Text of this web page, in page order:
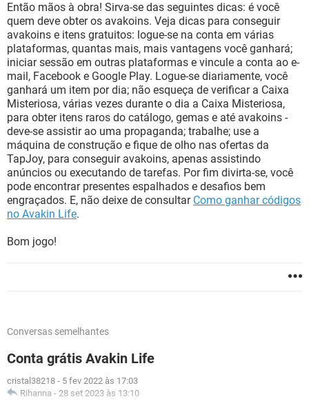
Então mãos à obra! Sirva-se das seguintes dicas: é você
quem deve obter os avakoins. Veja dicas para conseguir
avakoins e itens gratuitos: logue-se na conta em várias
plataformas, quantas mais, mais vantagens você ganhará;
iniciar sessão em outras plataformas e vincule a conta ao e-
mail, Facebook e Google Play. Logue-se diariamente, você
ganhará um item por dia; não esqueça de verificar a Caixa
Misteriosa, várias vezes durante o dia a Caixa Misteriosa,
para obter itens raros do catálogo, gemas e até avakoins -
deve-se assistir ao uma propaganda; trabalhe; use a
máquina de construção e fique de olho nas ofertas da
TapJoy, para conseguir avakoins, apenas assistindo
anúncios ou executando de tarefas. Por fim divirta-se, você
pode encontrar presentes espalhados e desafios bem
engraçados. E, não deixe de consultar Como ganhar códigos
no Avakin Life.
Bom jogo!
Conversas semelhantes
Conta grátis Avakin Life
cristal38218 - 5 fev 2022 às 17:03
Rihanna - 28 set 2023 às 13:10